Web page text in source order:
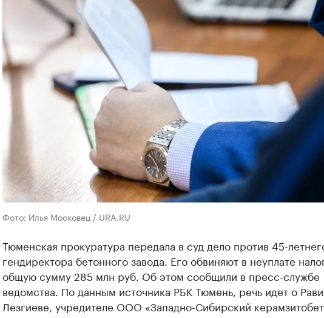
Фото: Илья Московец / URA.RU
Тюменская прокуратура передала в суд дело против 45-
гендиректора бетонного завода. Его обвиняют в неуплате
общую сумму 285 млн руб. Об этом сообщили в пресс-службе
ведомства. По данным источника РБК Тюмень, речь идет о
Лезгиеве, учредителе ООО «Западно-Сибирский